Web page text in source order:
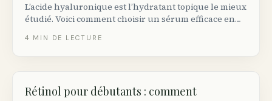
L’acide hyaluronique est l’hydratant topique le mieux
étudié. Voici comment choisir un sérum efficace en
4 MIN DE LECTURE
Rétinol pour débutants : comment